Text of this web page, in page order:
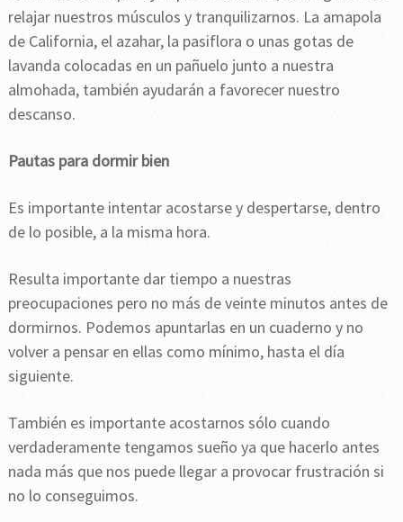
relajar nuestros músculos y tranquilizarnos. La amapola
de California, el azahar, la pasiflora o unas gotas de
lavanda colocadas en un pañuelo junto a nuestra
almohada, también ayudarán a favorecer nuestro
descanso.
Pautas para dormir bien
Es importante intentar acostarse y despertarse, dentro
de lo posible, a la misma hora.
Resulta importante dar tiempo a nuestras
preocupaciones pero no más de veinte minutos antes de
dormirnos. Podemos apuntarlas en un cuaderno y no
volver a pensar en ellas como mínimo, hasta el día
siguiente.
También es importante acostarnos sólo cuando
verdaderamente tengamos sueño ya que hacerlo antes
nada más que nos puede llegar a provocar frustración si
no lo conseguimos.